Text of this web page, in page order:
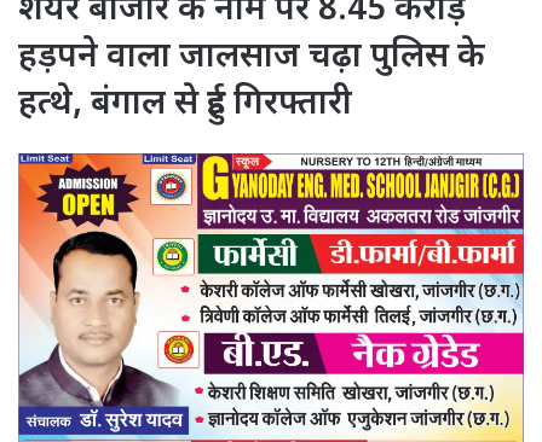
शेयर बाजार के नाम पर 8.45 करोड़
हड़पने वाला जालसाज चढ़ा पुलिस के
हत्थे, बंगाल से हुई गिरफ्तारी